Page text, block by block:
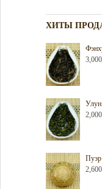
ХИТЫ
Пуэр